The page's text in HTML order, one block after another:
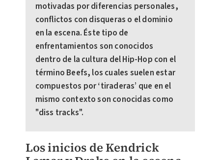
motivadas por diferencias personales,
conflictos con disqueras o el dominio
en la escena. Éste tipo de
enfrentamientos son conocidos
dentro de la cultura del Hip-Hop con el
término Beefs, los cuales suelen estar
compuestos por ‘tiraderas’ que en el
mismo contexto son conocidas como
"diss tracks".
Los inicios de Kendrick